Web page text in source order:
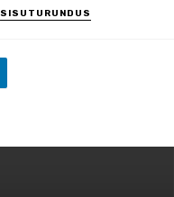
SISUTURUNDUS